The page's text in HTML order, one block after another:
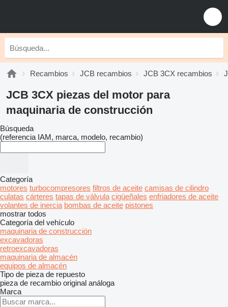
Recambios JCB recambios JCB 3CX recambios
JCB 3CX piezas del motor para
maquinaria de construcción
Búsqueda
(referencia IAM, marca, modelo, recambio)
Categoría
motores turbocompresores filtros de aceite camisas de cilindro
culatas cárteres tapas de válvula cigüeñales enfriadores de aceite
volantes de inercia bombas de aceite pistones
mostrar todos
Categoría del vehículo
maquinaria de construcción
excavadoras
retroexcavadoras
maquinaria de almacén
equipos de almacén
Tipo de pieza de repuesto
pieza de recambio original análoga
Marca